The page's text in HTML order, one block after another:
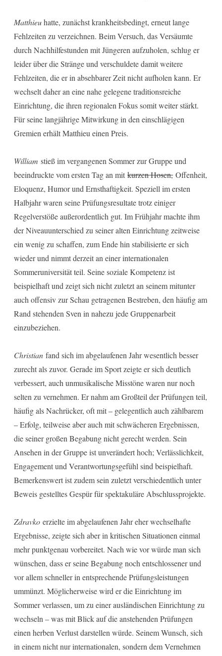
Matthieuhatte, zunächst krankheitsbedingt, erneut lange
Fehlzeiten zu verzeichnen. Beim Versuch, das Versäumte
durch Nachhilfestunden mit Jüngeren aufzuholen, schlug er
leider über die Stränge und verschuldete damit weitere
Fehlzeiten, die er in absehbarer Zeit nicht aufholen kann. Er
wechselt daher an eine nahe gelegene traditionsreiche
Einrichtung, die ihren regionalen Fokus somit weiter stärkt.
Für seine langjährige Mitwirkung in den einschlägigen
Gremien erhält Matthieu einen Preis.
William stieß im vergangenen Sommer zur Gruppe und
beeindruckte vom ersten Tag an mit kurzen Hosen, Offenheit,
Eloquenz, Humor und Ernsthaftigkeit. Speziell im ersten
Halbjahr waren seine Prüfungsresultate trotz einiger
Regelverstöße außerordentlich gut. Im Frühjahr machte ihm
der Niveauunterschied zu seiner alten Einrichtung zeitweise
ein wenig zu schaffen, zum Ende hin stabilisierte er sich
wieder und nimmt derzeit an einer internationalen
Sommeruniversität teil. Seine soziale Kompetenz ist
beispielhaft und zeigt sich nicht zuletzt an seinem mitunter
auch offensiv zur Schau getragenen Bestreben, den häufig am
Rand stehenden Sven in nahezu jede Gruppenarbeit
einzubeziehen.
Christian fand sich im abgelaufenen Jahr wesentlich besser
zurecht als zuvor. Gerade im Sport zeigte er sich deutlich
verbessert, auch unmusikalische Misstöne waren nur noch
selten zu vernehmen. Er nahm am Großteil der Prüfungen teil,
häufig als Nachrücker, oft mit – gelegentlich auch zählbarem
– Erfolg, teilweise aber auch mit schwächeren Ergebnissen,
die seiner großen Begabung nicht gerecht werden. Sein
Ansehen in der Gruppe ist unverändert hoch; Verlässlichkeit,
Engagement und Verantwortungsgefühl sind beispielhaft.
Bemerkenswert ist zudem sein zuletzt verschiedentlich unter
Beweis gestelltes Gespür für spektakuläre Abschlussprojekte.
Zdravko erzielte im abgelaufenen Jahr eher wechselhafte
Ergebnisse, zeigte sich aber in kritischen Situationen einmal
mehr punktgenau vorbereitet. Nach wie vor würde man sich
wünschen, dass er seine Begabung noch entschlossener und
vor allem schneller in entsprechende Prüfungsleistungen
ummünzt. Möglicherweise wird er die Einrichtung im
Sommer verlassen, um zu einer ausländischen Einrichtung zu
wechseln – was mit Blick auf die anstehenden Prüfungen
einen herben Verlust darstellen würde. Seinem Wunsch, sich
in einem nicht nur internationalen, sondern dem Vernehmen